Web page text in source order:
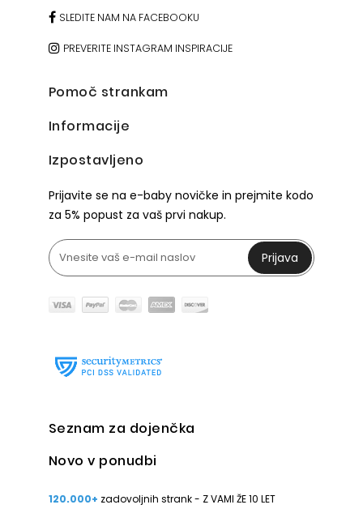
SLEDITE NAM NA FACEBOOKU
PREVERITE INSTAGRAM INSPIRACIJE
Pomoč strankam
Informacije
Izpostavljeno
Prijavite se na e-baby novičke in prejmite kodo
za 5% popust za vaš prvi nakup.
Prijava
Seznam za dojenčka
Novo v ponudbi
120.000+ zadovoljnih strank - Z VAMI ŽE 10 LET